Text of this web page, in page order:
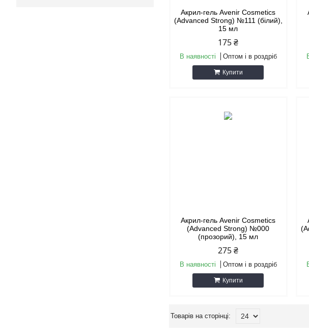
Акрил-гель Avenir Cosmetics
(Advanced Strong) №111 (білий),
15 мл
175 ₴
В наявності Оптом і в роздріб
Купити
Акрил-гель Avenir Cosmetics
(Advanced Strong) №000
(прозорий), 15 мл
275 ₴
В наявності Оптом і в роздріб
Купити